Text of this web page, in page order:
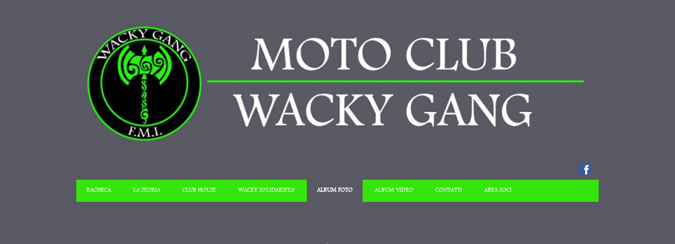
BACHECA LA STORIA CLUB HOUSE WACKY SOLIDARIETA’ ALBUM FOTO ALBUM VIDEO CONTATTI AREA SOCI